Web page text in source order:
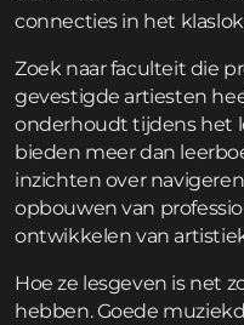
connecties in het
Zoek naar faculteit die
gevestigde artiesten
onderhoudt tijdens het
bieden meer dan
inzichten over
opbouwen van
ontwikkelen van
Hoe ze lesgeven is net
hebben. Goede